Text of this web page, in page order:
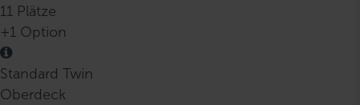
11 Plätze
+1 Option
Standard Twin
Oberdeck